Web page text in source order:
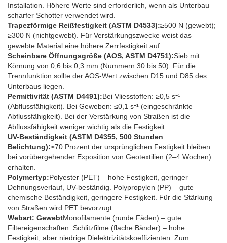
Installation. Höhere Werte sind erforderlich, wenn als Unterbau
scharfer Schotter verwendet wird.
Trapezförmige Reißfestigkeit (ASTM D4533):≥500 N (gewebt);
≥300 N (nichtgewebt). Für Verstärkungszwecke weist das
gewebte Material eine höhere Zerrfestigkeit auf.
Scheinbare Öffnungsgröße (AOS, ASTM D4751):Sieb mit
Körnung von 0,6 bis 0,3 mm (Nummern 30 bis 50). Für die
Trennfunktion sollte der AOS-Wert zwischen D15 und D85 des
Unterbaus liegen.
Permittivität (ASTM D4491):Bei Vliesstoffen: ≥0,5 s⁻¹
(Abflussfähigkeit). Bei Geweben: ≤0,1 s⁻¹ (eingeschränkte
Abflussfähigkeit). Bei der Verstärkung von Straßen ist die
Abflussfähigkeit weniger wichtig als die Festigkeit.
UV-Beständigkeit (ASTM D4355, 500 Stunden
Belichtung):≥70 Prozent der ursprünglichen Festigkeit bleiben
bei vorübergehender Exposition von Geotextilien (2–4 Wochen)
erhalten.
Polymertyp:Polyester (PET) – hohe Festigkeit, geringer
Dehnungsverlauf, UV-beständig. Polypropylen (PP) – gute
chemische Beständigkeit, geringere Festigkeit. Für die Stärkung
von Straßen wird PET bevorzugt.
Webart: GewebtMonofilamente (runde Fäden) – gute
Filtereigenschaften. Schlitzfilme (flache Bänder) – hohe
Festigkeit, aber niedrige Dielektrizitätskoeffizienten. Zum